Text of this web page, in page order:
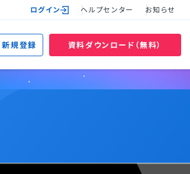
ログイン ヘルプセンター お知らせ
新規登録 資料ダウンロード（無料）